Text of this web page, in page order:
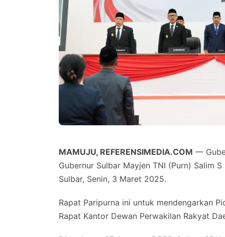
MAMUJU, REFERENSIMEDIA.COM —
Gubernur Sulbar Mayjen TNI (Purn) Salim
Sulbar, Senin, 3 Maret 2025.
Rapat Paripurna ini untuk mendengarkan
Rapat Kantor Dewan Perwakilan Rakyat